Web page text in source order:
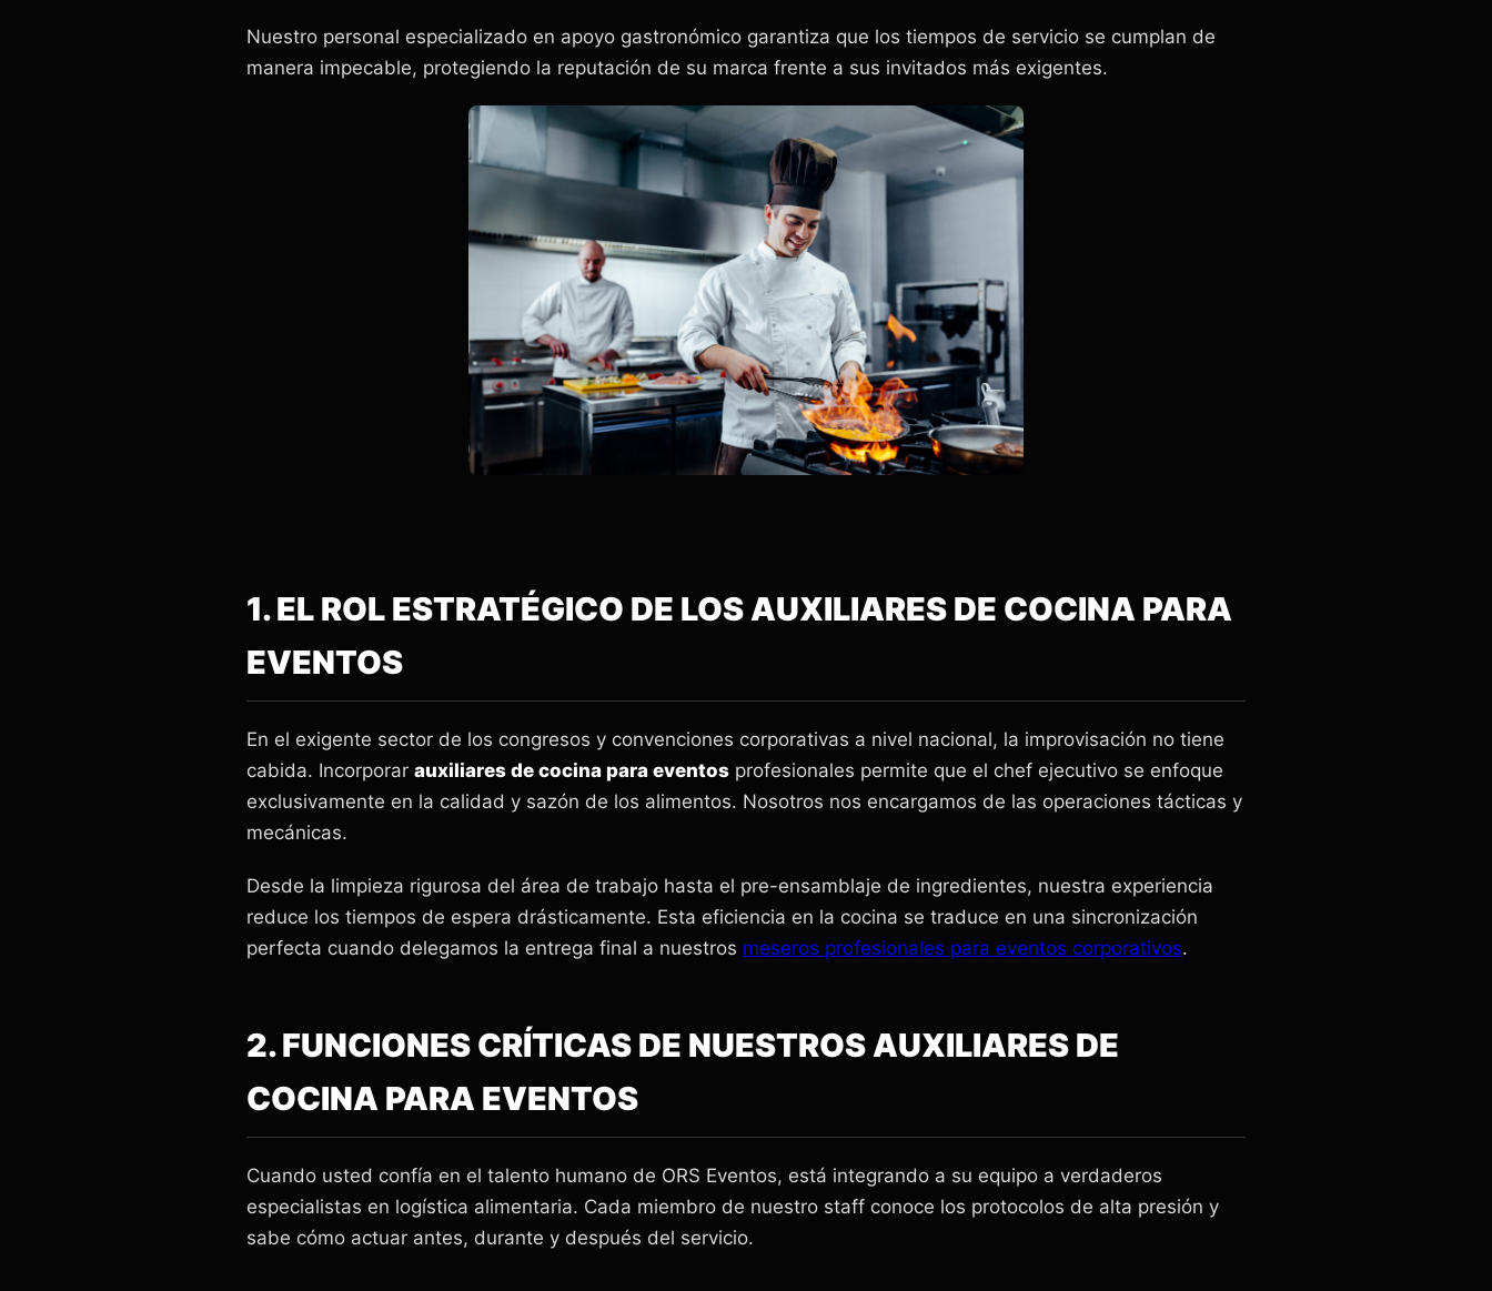
Nuestro personal especializado en apoyo gastronómico garantiza que los tiempos de servicio se cumplan de
manera impecable, protegiendo la reputación de su marca frente a sus invitados más exigentes.
1. EL ROL ESTRATÉGICO DE LOS AUXILIARES DE COCINA PARA
EVENTOS
En el exigente sector de los congresos y convenciones corporativas a nivel nacional, la improvisación no tiene
cabida. Incorporar auxiliares de cocina para eventos profesionales permite que el chef ejecutivo se enfoque
exclusivamente en la calidad y sazón de los alimentos. Nosotros nos encargamos de las operaciones tácticas y
mecánicas.
Desde la limpieza rigurosa del área de trabajo hasta el pre-ensamblaje de ingredientes, nuestra experiencia
reduce los tiempos de espera drásticamente. Esta eficiencia en la cocina se traduce en una sincronización
perfecta cuando delegamos la entrega final a nuestros meseros profesionales para eventos corporativos.
2. FUNCIONES CRÍTICAS DE NUESTROS AUXILIARES DE
COCINA PARA EVENTOS
Cuando usted confía en el talento humano de ORS Eventos, está integrando a su equipo a verdaderos
especialistas en logística alimentaria. Cada miembro de nuestro staff conoce los protocolos de alta presión y
sabe cómo actuar antes, durante y después del servicio.